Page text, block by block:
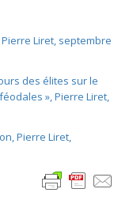
Liret, septembre
des élites sur le
», Pierre Liret,
Pierre Liret,